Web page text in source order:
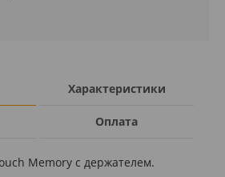
Характеристики
Оплата
Memory с держателем.